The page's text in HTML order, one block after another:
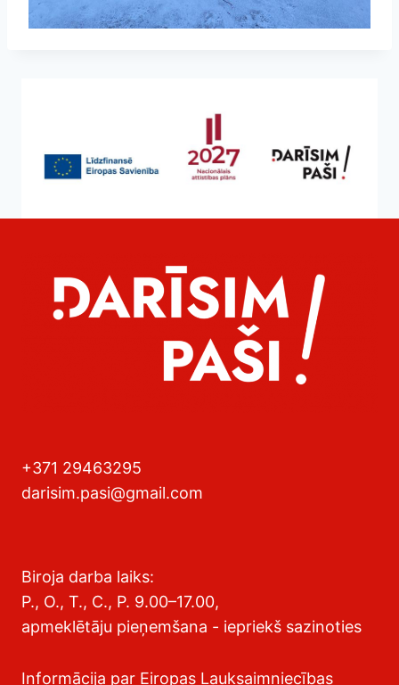
+371 29463295
darisim.pasi@gmail.com
Biroja darba laiks:
P., O., T., C., P. 9.00–17.00,
apmeklētāju pieņemšana - iepriekš sazinoties
Informācija par Eiropas Lauksaimniecības